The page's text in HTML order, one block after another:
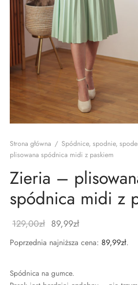
Strona główna / Spódnice, spodnie,
plisowana spódnica midi z paskiem
Zieria –
spódnica midi z
129,00zł 89,99zł
Poprzednia najniższa cena: 89,99zł.
Spódnica na gumce.